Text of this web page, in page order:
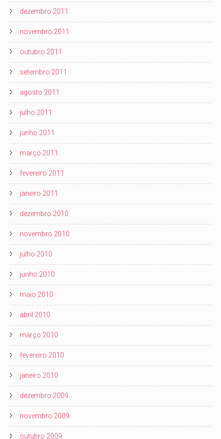
dezembro 2011
novembro 2011
outubro 2011
setembro 2011
agosto 2011
julho 2011
junho 2011
março 2011
fevereiro 2011
janeiro 2011
dezembro 2010
novembro 2010
julho 2010
junho 2010
maio 2010
abril 2010
março 2010
fevereiro 2010
janeiro 2010
dezembro 2009
novembro 2009
outubro 2009